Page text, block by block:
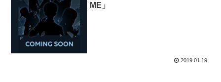
ME」
2019.01.19